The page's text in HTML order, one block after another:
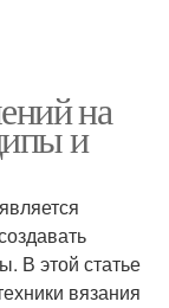
на
и
В этой статье
вязания